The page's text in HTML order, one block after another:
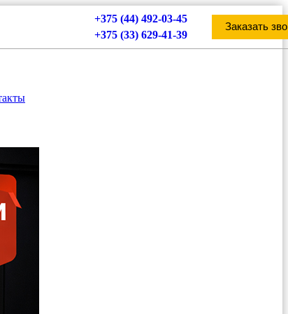
+375 (44) 492-03-45
+375 (33) 629-41-39
Заказать